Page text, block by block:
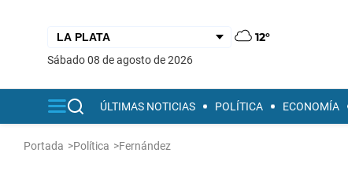
12°
sábado 08 de agosto de 2026
ÚLTIMAS NOTICIAS POLÍTICA ECONOMÍA
Portada >Política >Fernández